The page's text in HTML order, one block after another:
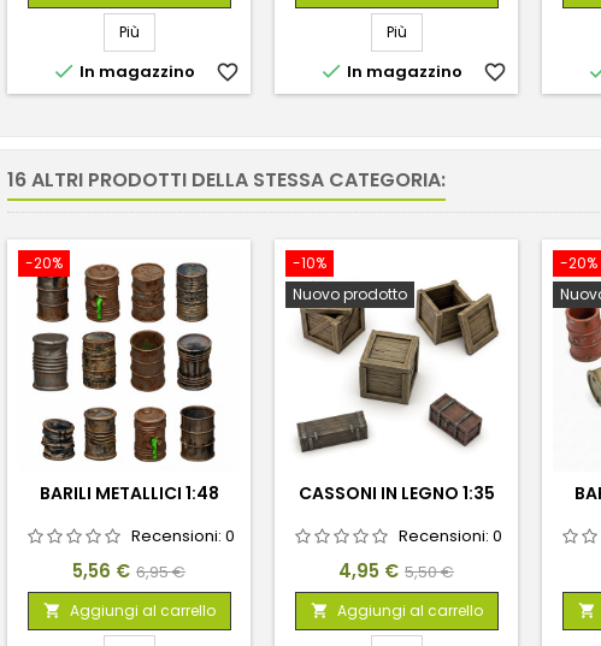
Più
 In magazzino favorite_border
Più
 In magazzino favorite_border
16 ALTRI PRODOTTI DELLA STESSA CATEGORIA:
-20%
BARILI METALLICI 1:48
Recensioni: 0
Prezzo
5,56 € Prezzo
base
6,95 €
 Aggiungi al carrello
-10%
Nuovo prodotto
CASSONI IN LEGNO 1:35
Recensioni: 0
Prezzo
4,95 € Prezzo
base
5,50 €
 Aggiungi al carrello
-20%
